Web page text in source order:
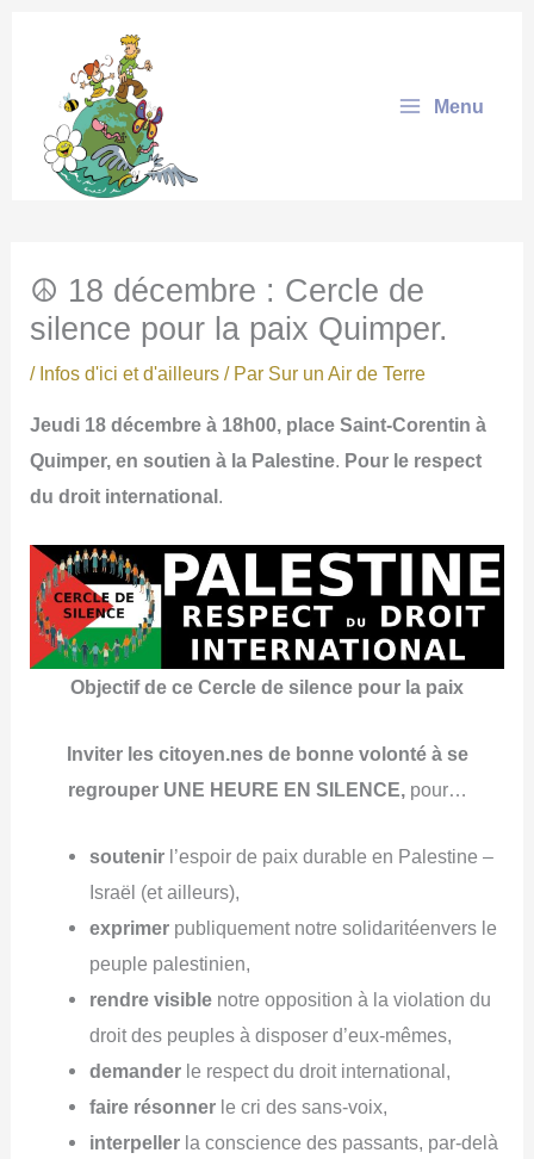
contenu
Menu
☮ 18 décembre : Cercle de
silence pour la paix Quimper.
/ Infos d'ici et d'ailleurs / Par Sur un Air de Terre
Jeudi 18 décembre à 18h00, place Saint-Corentin à
Quimper, en soutien à la Palestine. Pour le respect
du droit international.
Objectif de ce Cercle de silence pour la paix
Inviter les citoyen.nes de bonne volonté à se
regrouper UNE HEURE EN SILENCE, pour…
soutenirl’espoir de paix durable en Palestine –
Israël (et ailleurs),
exprimer publiquement notre solidaritéenvers le
peuple palestinien,
rendre visible notre opposition à la violation du
droit des peuples à disposer d’eux-mêmes,
demanderle respect du droit international,
faire résonnerle cri des sans-voix,
interpeller la conscience des passants, par-delà